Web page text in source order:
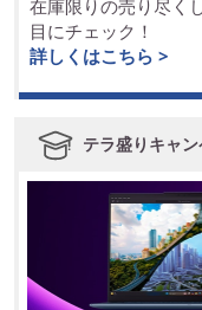
在庫限りの売り尽く
目にチェック！
詳しくはこちら >
テラ盛りキャ